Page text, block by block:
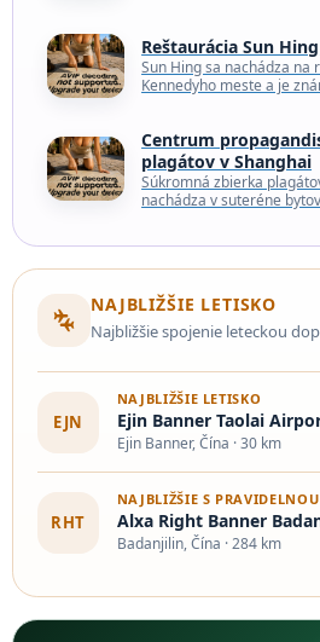
Reštaurácia Sun Hing
Sun Hing sa nachádza na
Kennedyho meste a je
Centrum
plagátov v Shanghai
Súkromná zbierka
nachádza v suteréne
connecting_airports
NAJBLIŽŠIE LETISKO
Najbližšie spojenie leteckou
EJN
NAJBLIŽŠIE LETISKO
Ejin Banner Taolai
Ejin Banner, Čína · 30 km
RHT
NAJBLIŽŠIE S
Alxa Right Banner
Badanjilin, Čína · 284 km